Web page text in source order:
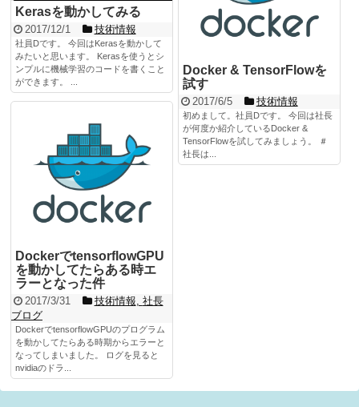
Kerasを動かしてみる
2017/12/1 技術情報
社員Dです。 今回はKerasを動かして
みたいと思います。 Kerasを使うとシ
ンプルに機械学習のコードを書くこと
ができます。 ...
Docker & TensorFlowを
試す
2017/6/5 技術情報
初めまして。社員Dです。 今回は社長
が何度か紹介しているDocker &
TensorFlowを試してみましょう。 ＃
社長は...
DockerでtensorflowGPU
を動かしてたらある時エ
ラーとなった件
2017/3/31 技術情報 社長
ブログ
DockerでtensorflowGPUのプログラム
を動かしてたらある時期からエラーと
なってしまいました。 ログを見ると
nvidiaのドラ...